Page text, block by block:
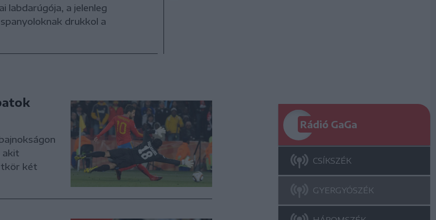
labdarúgója, a jelenleg
drukkol a
akit
két
Rádió GaGa
CSÍKSZÉK
GYERGYÓSZÉK